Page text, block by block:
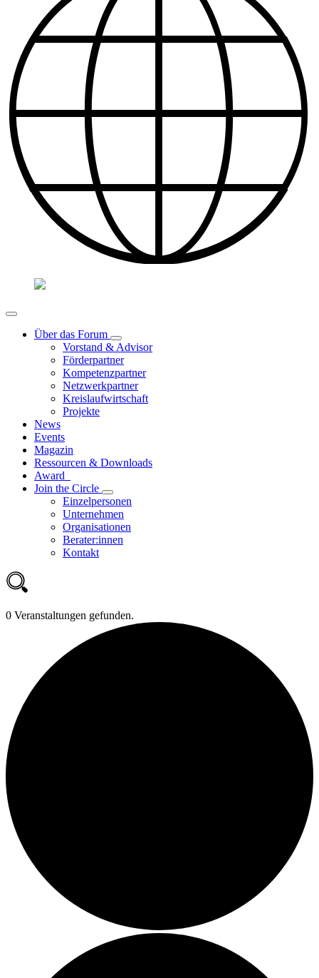
Über das Forum
Vorstand & Advisor
Förderpartner
Kompetenzpartner
Netzwerkpartner
Kreislaufwirtschaft
Projekte
News
Events
Magazin
Ressourcen & Downloads
Award
Join the Circle
Einzelpersonen
Unternehmen
Organisationen
Berater:innen
Kontakt
0 Veranstaltungen gefunden.